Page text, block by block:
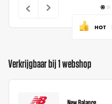
HOT
Verkrijgbaar bij 1 webshop